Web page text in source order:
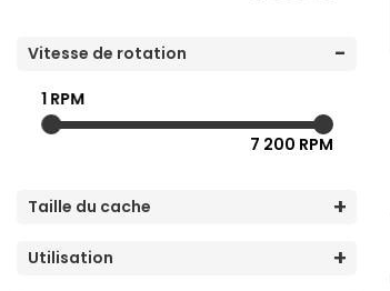
Vitesse de rotation
1 RPM
7 200 RPM
Taille du cache
Utilisation